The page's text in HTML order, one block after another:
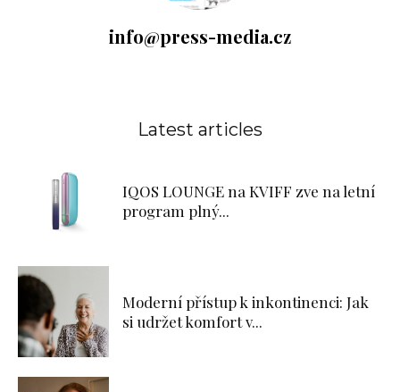
info@press-media.cz
Latest articles
IQOS LOUNGE na KVIFF zve na letní
program plný...
Moderní přístup k inkontinenci: Jak
si udržet komfort v...